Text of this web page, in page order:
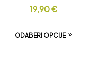
19,90€
ODABERI OPCIJE